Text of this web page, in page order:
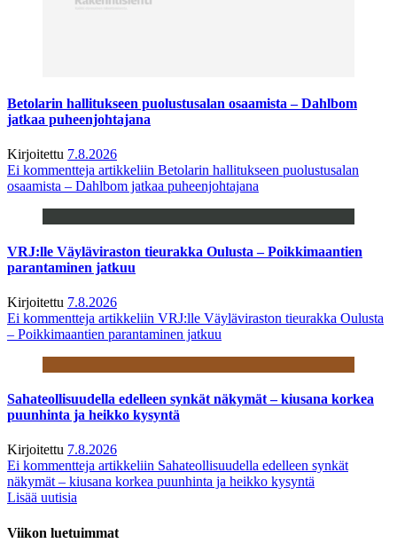
Betolarin hallitukseen puolustusalan osaamista – Dahlbom
jatkaa puheenjohtajana
Kirjoitettu 7.8.2026
Ei kommentteja artikkeliin Betolarin hallitukseen puolustusalan
osaamista – Dahlbom jatkaa puheenjohtajana
VRJ:lle Väyläviraston tieurakka Oulusta – Poikkimaantien
parantaminen jatkuu
Kirjoitettu 7.8.2026
Ei kommentteja artikkeliin VRJ:lle Väyläviraston tieurakka Oulusta
– Poikkimaantien parantaminen jatkuu
Sahateollisuudella edelleen synkät näkymät – kiusana korkea
puunhinta ja heikko kysyntä
Kirjoitettu 7.8.2026
Ei kommentteja artikkeliin Sahateollisuudella edelleen synkät
näkymät – kiusana korkea puunhinta ja heikko kysyntä
Lisää uutisia
Viikon luetuimmat